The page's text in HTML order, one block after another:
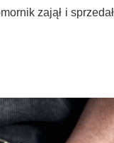
zajął i sprzedał